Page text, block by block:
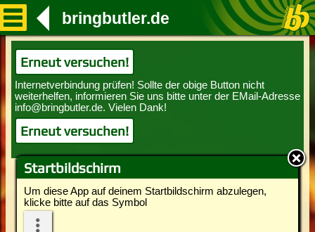
Startbildschirm
Um diese App auf deinem Startbildschirm abzulegen,
klicke bitte auf das Symbol
bringbutler.de
Erneut versuchen!
Erneut versuchen!